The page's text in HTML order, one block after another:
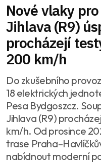
Nové vlaky
Jihlava (R9)
procházejí
200 km/h
Do zkušebního
18 elektrických
Pesa Bydgoszcz.
Jihlava (R9)
km/h. Od prosince
trase
nabídnout moderní